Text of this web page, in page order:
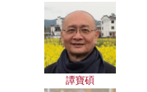
譚寶碩